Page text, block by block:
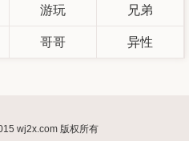
游玩 兄弟
哥哥 异性
wj2x.com 版权所有